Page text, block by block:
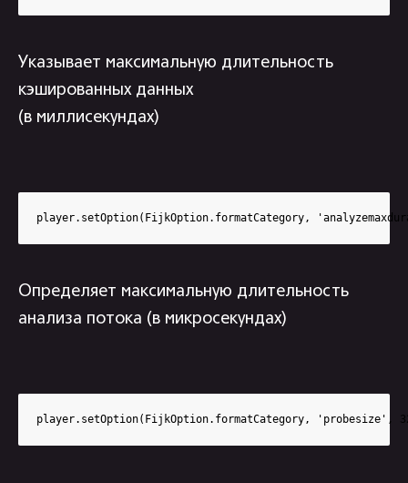
Указывает максимальную длительность
кэшированных данных
(в миллисекундах)
player.setOption(FijkOption.formatCategory,
Определяет максимальную длительность
анализа потока (в микросекундах)
player.setOption(FijkOption.formatCategory, 'probesize',